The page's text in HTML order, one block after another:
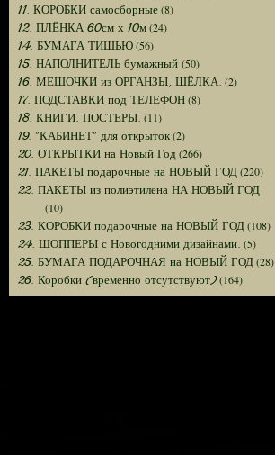
11. КОРОБКИ самосборные(8)
12. ПЛЁНКА 60см х 10м(24)
14. БУМАГА ТИШЬЮ(56)
15. НАПОЛНИТЕЛЬ бумажный (50)
16. МЕШОЧКИ из ОРГАНЗЫ, ШЁЛКА. (2)
17. ПОДСТАВКИ под ТЕЛЕФОН(8)
18. КНИГИ. ПОСТЕРЫ. (11)
19. "КАБИНЕТ" для открыток(2)
20. ОТКРЫТКИ на Новый Год (266)
21. ПАКЕТЫ подарочные на НОВЫЙ ГОД(220)
22. ПАКЕТЫ из полиэтилена НА НОВЫЙ ГОД
(10)
23. КОРОБКИ подарочные на НОВЫЙ ГОД(108)
24. ШОППЕРЫ с Новогодними дизайнами. (5)
25. БУМАГА ПОДАРОЧНАЯ на НОВЫЙ ГОД(28)
26. Коробки (временно отсутствуют)(164)